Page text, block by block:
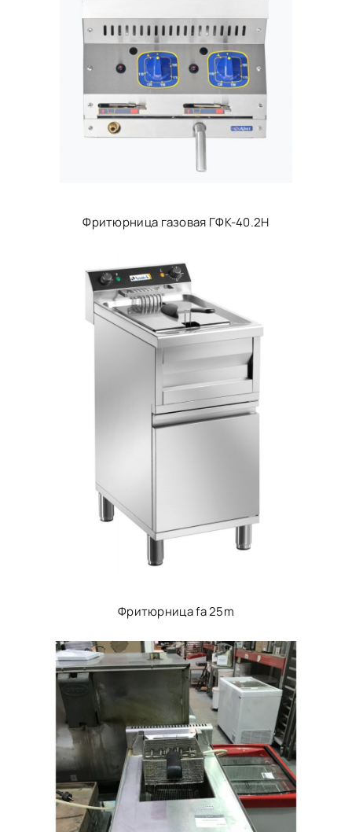
Фритюрница газовая ГФК-40.2Н
Фритюрница fa 25m